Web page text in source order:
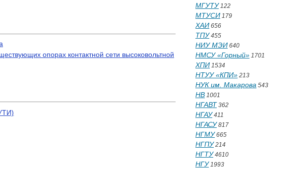
опорах контактной сети высоковольтной
МГУТУ122
МТУСИ 179
ХАИ 656
ТПУ455
НИУ МЭИ 640
НМСУ «Горный» 1701
ХПИ 1534
НТУУ «КПИ» 213
НУК им. Макарова 543
НВ 1001
НГАВТ 362
НГАУ411
НГАСУ817
НГМУ665
НГПУ214
НГТУ4610
НГУ1993